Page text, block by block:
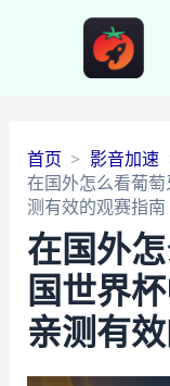
首页
影音加速
在国外怎么看葡
测有效的观赛指南
在国外
国世界
亲测有